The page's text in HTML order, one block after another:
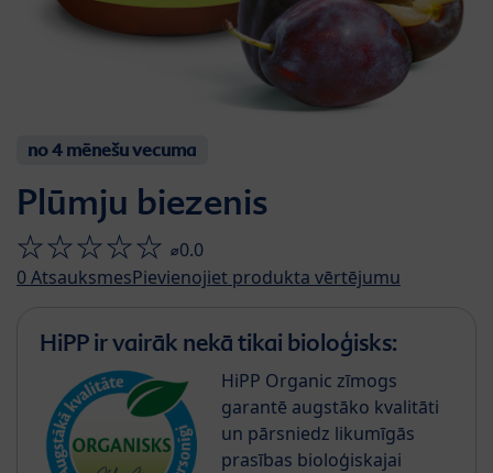
no 4 mēnešu vecuma
Plūmju biezenis
⌀0.0
0AtsauksmesPievienojiet produkta vērtējumu
HiPP ir vairāk nekā tikai bioloģisks:
HiPP Organic zīmogs
garantē augstāko kvalitāti
un pārsniedz likumīgās
prasības bioloģiskajai